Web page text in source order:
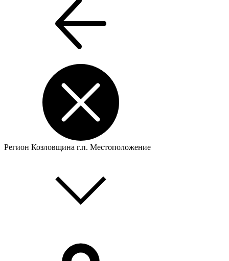
Регион Козловщина г.п. Местоположение